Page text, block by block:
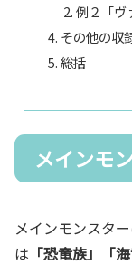
例２「ヴ
その他の収
総括
メインモ
メインモンスタ
は 「恐竜族」「